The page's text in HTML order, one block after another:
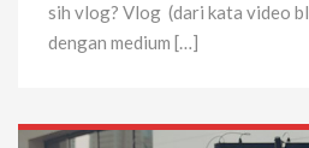
sih vlog? Vlog (dari kata video
dengan medium […]